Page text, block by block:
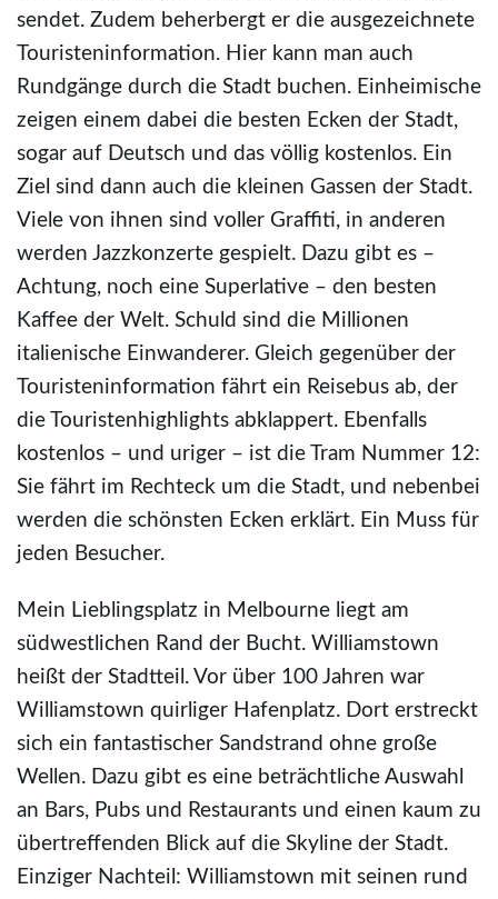
sendet. Zudem beherbergt er die ausgezeichnete
Touristeninformation. Hier kann man auch
Rundgänge durch die Stadt buchen. Einheimische
zeigen einem dabei die besten Ecken der Stadt,
sogar auf Deutsch und das völlig kostenlos. Ein
Ziel sind dann auch die kleinen Gassen der Stadt.
Viele von ihnen sind voller Graffiti, in anderen
werden Jazzkonzerte gespielt. Dazu gibt es –
Achtung, noch eine Superlative – den besten
Kaffee der Welt. Schuld sind die Millionen
italienische Einwanderer. Gleich gegenüber der
Touristeninformation fährt ein Reisebus ab, der
die Touristenhighlights abklappert. Ebenfalls
kostenlos – und uriger – ist die Tram Nummer 12:
Sie fährt im Rechteck um die Stadt, und nebenbei
werden die schönsten Ecken erklärt. Ein Muss für
jeden Besucher.
Mein Lieblingsplatz in Melbourne liegt am
südwestlichen Rand der Bucht. Williamstown
heißt der Stadtteil. Vor über 100 Jahren war
Williamstown quirliger Hafenplatz. Dort erstreckt
sich ein fantastischer Sandstrand ohne große
Wellen. Dazu gibt es eine beträchtliche Auswahl
an Bars, Pubs und Restaurants und einen kaum zu
übertreffenden Blick auf die Skyline der Stadt.
Einziger Nachteil: Williamstown mit seinen rund